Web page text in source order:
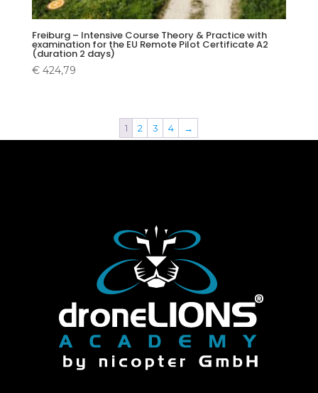
Freiburg – Intensive Course Theory & Practice with
examination for the EU Remote Pilot Certificate A2
(duration 2 days)
€424,79
1 2 3 4 →